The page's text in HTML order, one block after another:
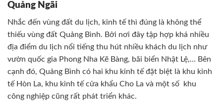
Quảng Ngãi
Nhắc đến vùng đất du lịch, kinh tế thì đúng là không thể
thiếu vùng đất Quảng Bình. Bởi nơi đây tập hợp khá nhiều
địa điểm du lịch nổi tiếng thu hút nhiều khách du lịch như
vườn quốc gia Phong Nha Kẽ Bàng, bãi biển Nhật Lệ,… Bên
cạnh đó, Quảng Bình có hai khu kinh tế đặt biệt là khu kinh
tế Hòn La, khu kinh tế cửa khẩu Cho La và một số khu
công nghiệp cũng rất phát triển khác.